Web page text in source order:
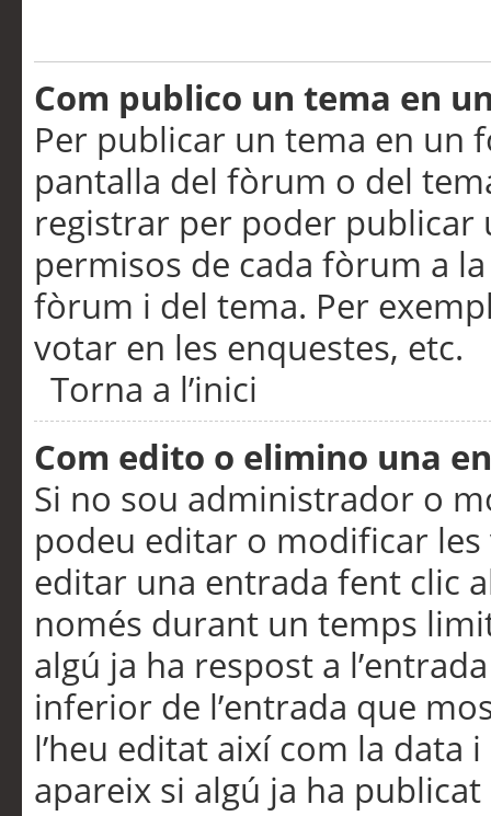
Com publico un tema en
Per publicar un tema en un
pantalla del fòrum o del
registrar per poder publicar
permisos de cada fòrum a
fòrum i del tema. Per
votar en les enquestes, etc.
Torna a l’inici
Com edito o elimino una
Si no sou administrador o
podeu editar o modificar
editar una entrada fent clic
només durant un temps
algú ja ha respost a
inferior de l’entrada que
l’heu editat així com la data
apareix si algú ja ha